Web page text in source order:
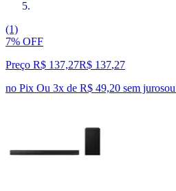
(1)
7% OFF
Preço R$ 137,27R$ 137,27
no Pix Ou 3x de R$ 49,20 sem jurosou